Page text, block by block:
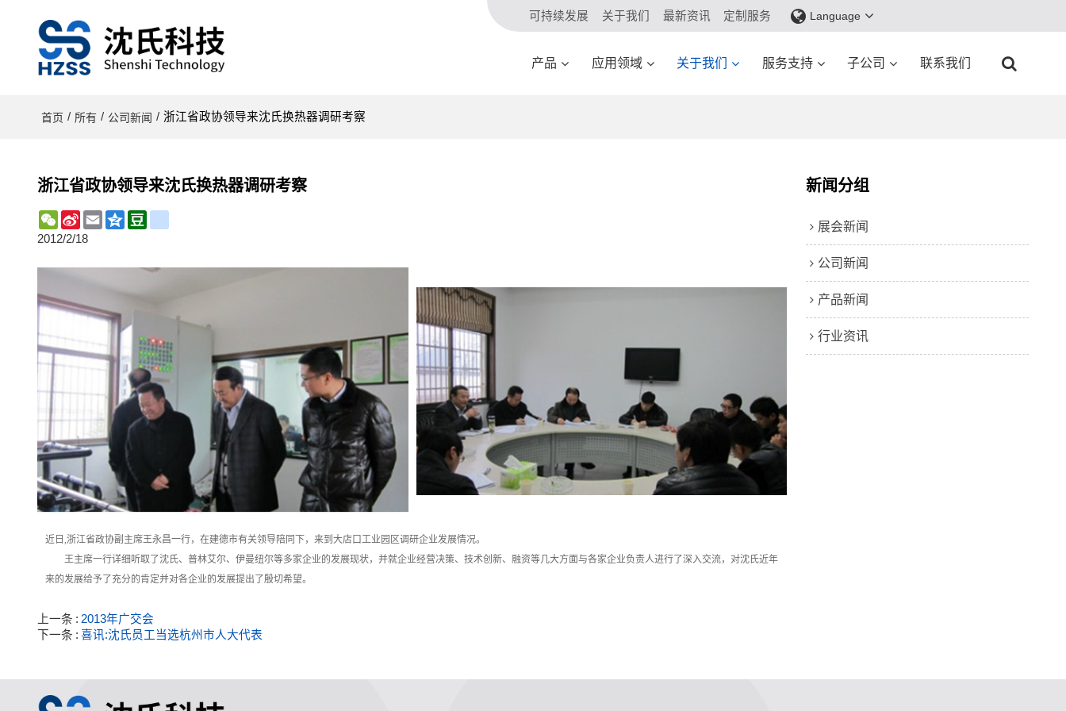
可持续发展 关于我们 最新资讯 定制服务 Language
产品 应用领域 关于我们 服务支持 子公司 联系我们
首页 / 所有 / 公司新闻 / 浙江省政协领导来沈氏换热器调研考察
浙江省政协领导来沈氏换热器调研考察
WeChat
Sina
Weibo
EmailQzoneDouban
2012/2/18
近日,浙江省政协副主席王永昌一行，在建德市有关领导陪同下，来到大店口工业园区调研企业发展情况。
王主席一行详细听取了沈氏、普林艾尔、伊曼纽尔等多家企业的发展现状，并就企业经营决策、技术创新、融资等几大方面与各家企业负责人进行了深入交流，对沈氏近年
来的发展给予了充分的肯定并对各企业的发展提出了殷切希望。
上一条
2013年广交会
下一条
喜讯:沈氏员工当选杭州市人大代表
新闻分组
展会新闻
公司新闻
产品新闻
行业资讯